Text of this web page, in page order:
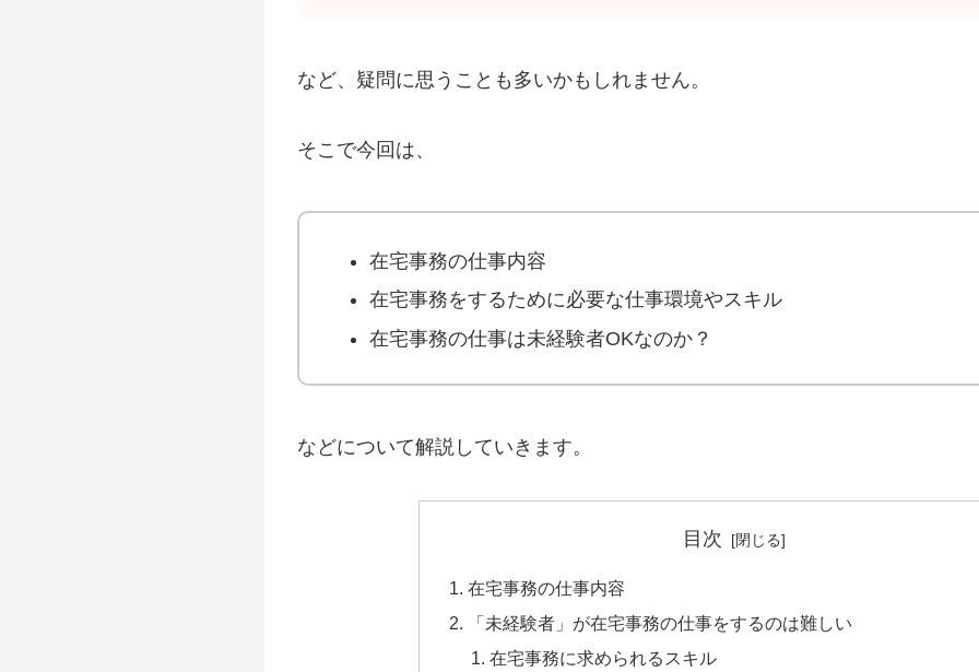
など、疑問に思うことも多いかもしれません。
そこで今回は、
在宅事務の仕事内容
在宅事務をするために必要な仕事環境やスキル
在宅事務の仕事は未経験者OKなのか？
などについて解説していきます。
目次
在宅事務の仕事内容
「未経験者」が在宅事務の仕事をするのは難しい
在宅事務に求められるスキル